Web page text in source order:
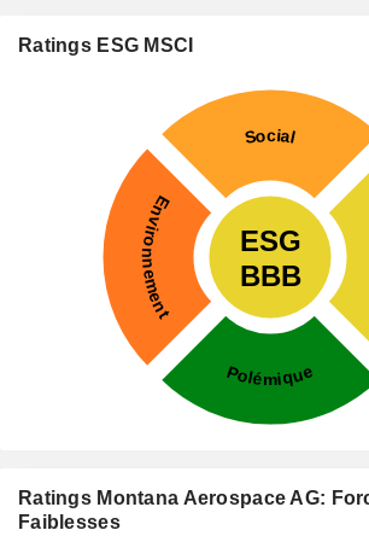
Ratings ESG MSCI
Ratings Montana Aerospace AG:
Faiblesses